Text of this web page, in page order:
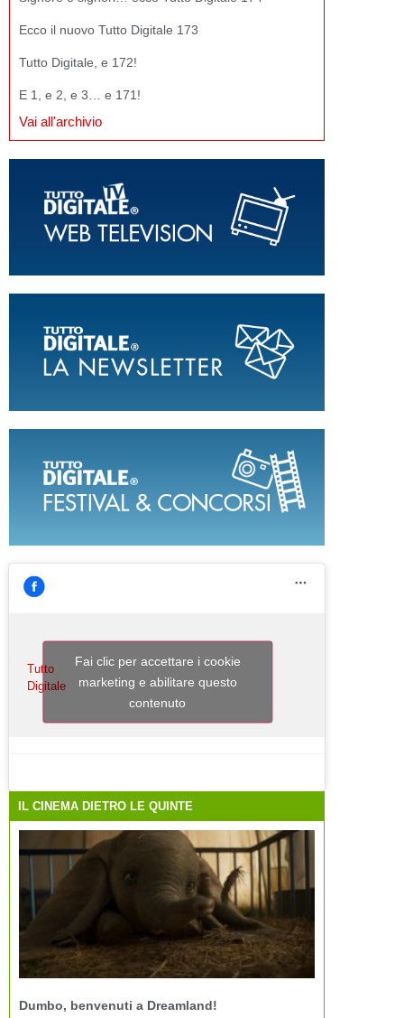
Ecco il nuovo Tutto Digitale 173
Tutto Digitale, e 172!
E 1, e 2, e 3… e 171!
Vai all'archivio
Tutto
Digitale
Fai clic per accettare i cookie
marketing e abilitare questo
contenuto
IL CINEMA DIETRO LE QUINTE
Dumbo, benvenuti a Dreamland!